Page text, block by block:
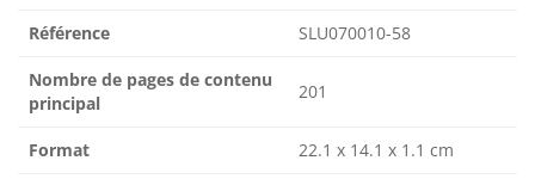
Référence SLU070010-58
Nombre de pages de contenu
principal
201
Format 22.1 x 14.1 x 1.1 cm